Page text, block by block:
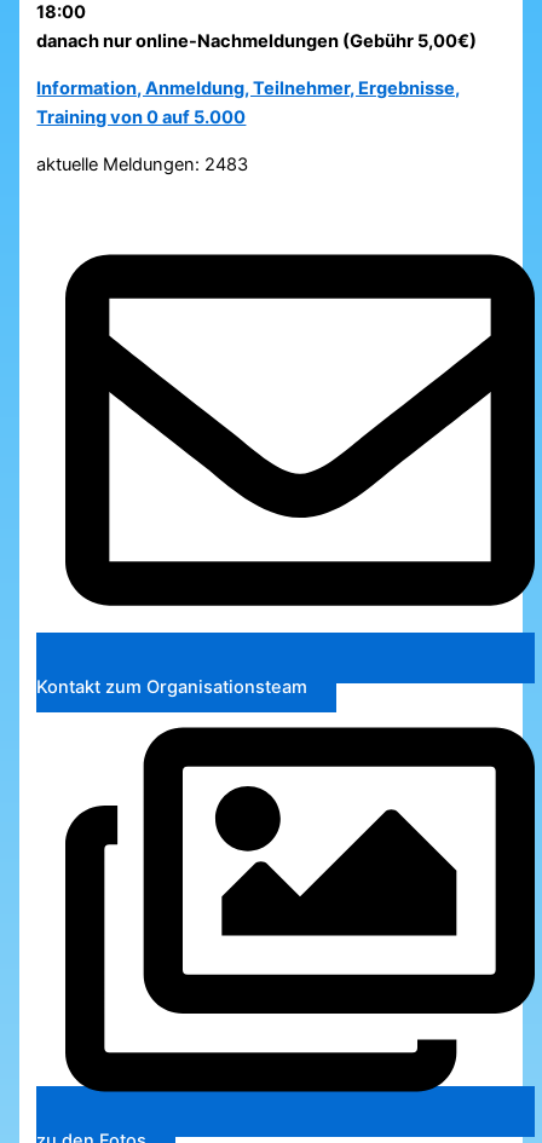
18:00
danach nur online-Nachmeldungen (Gebühr 5,00€)
Information, Anmeldung, Teilnehmer, Ergebnisse,
Training von 0 auf 5.000
aktuelle Meldungen: 2483
Kontakt zum Organisationsteam